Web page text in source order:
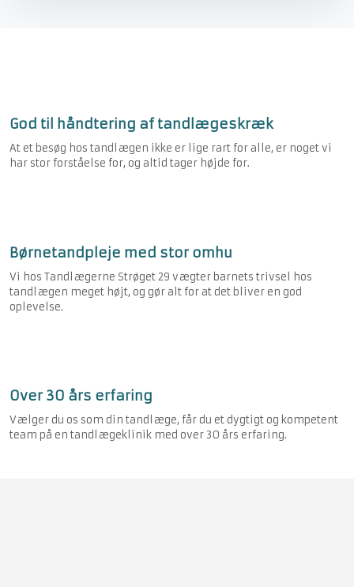
God til håndtering af tandlægeskræk
At et besøg hos tandlægen ikke er lige rart for alle, er noget vi
har stor forståelse for, og altid tager højde for.
Børnetandpleje med stor omhu
Vi hos Tandlægerne Strøget 29 vægter barnets trivsel hos
tandlægen meget højt, og gør alt for at det bliver en god
oplevelse.
Over 30 års erfaring
Vælger du os som din tandlæge, får du et dygtigt og kompetent
team på en tandlægeklinik med over 30 års erfaring.